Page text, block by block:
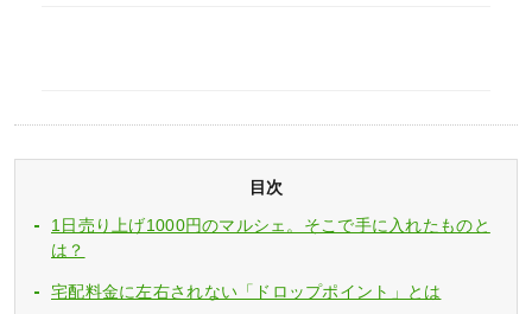
目次
1日売り上げ1000円のマルシェ。そこで手に入れたものと
は？
宅配料金に左右されない「ドロップポイント」とは